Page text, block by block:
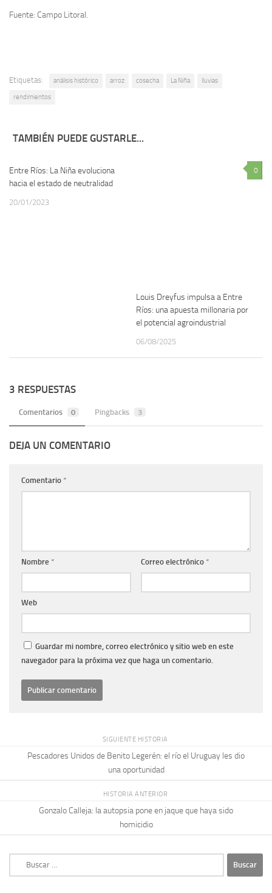
Fuente: Campo Litoral.
Etiquetas: análisis histórico arroz cosecha La Niña lluvias
rendimientos
TAMBIÉN PUEDE GUSTARLE...
Entre Ríos: La Niña evoluciona
hacia el estado de neutralidad
20/01/2023
0
Louis Dreyfus impulsa a Entre
Ríos: una apuesta millonaria por
el potencial agroindustrial
06/08/2025
3 RESPUESTAS
Comentarios 0 Pingbacks 3
DEJA UN COMENTARIO
Comentario *
Nombre * Correo electrónico *
Web
Guardar mi nombre, correo electrónico y sitio web en este
navegador para la próxima vez que haga un comentario.
SIGUIENTE HISTORIA
Pescadores Unidos de Benito Legerén: el río el Uruguay les dio
una oportunidad
HISTORIA ANTERIOR
Gonzalo Calleja: la autopsia pone en jaque que haya sido
homicidio